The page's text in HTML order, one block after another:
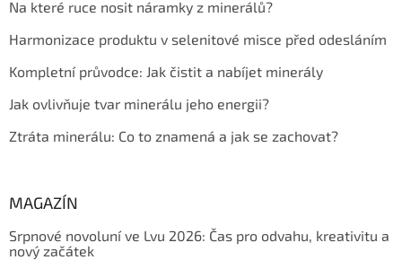
Na které ruce nosit náramky z minerálů?
Harmonizace produktu v selenitové misce před odesláním
Kompletní průvodce: Jak čistit a nabíjet minerály
Jak ovlivňuje tvar minerálu jeho energii?
Ztráta minerálu: Co to znamená a jak se zachovat?
MAGAZÍN
Srpnové novoluní ve Lvu 2026: Čas pro odvahu, kreativitu a
nový začátek